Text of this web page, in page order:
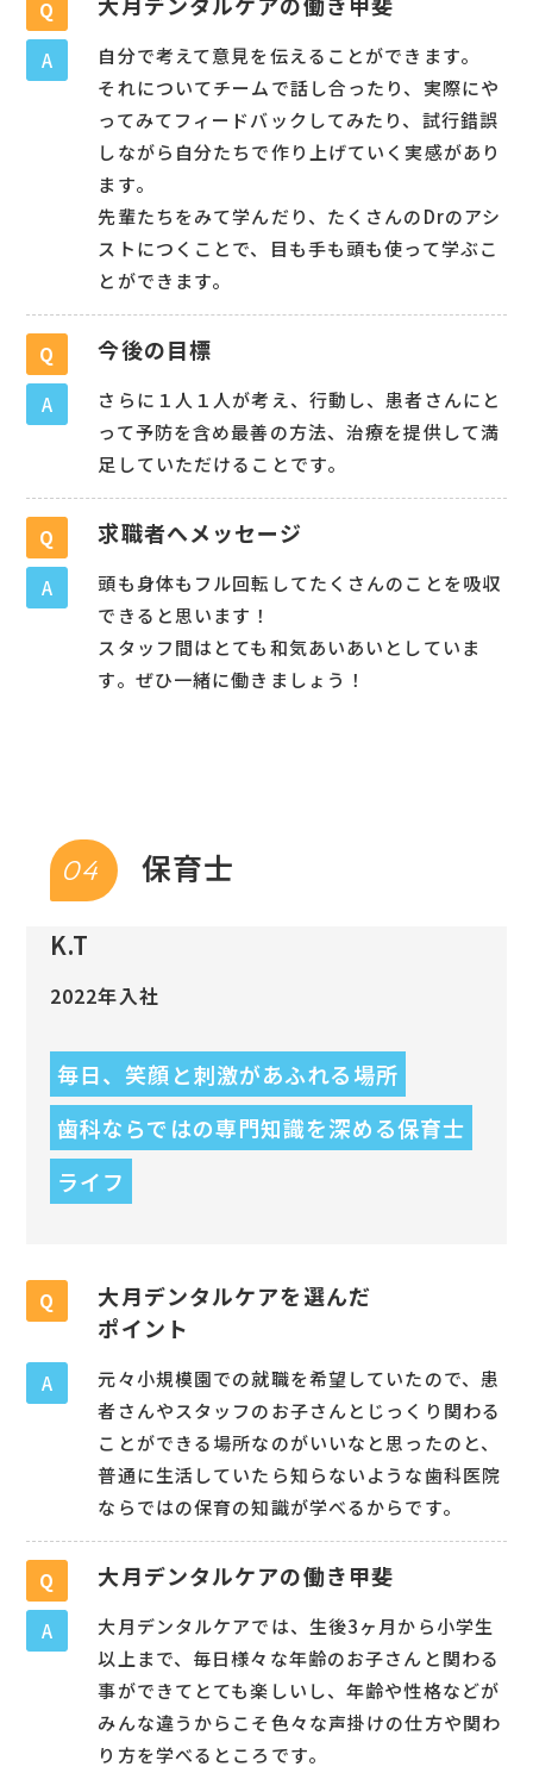
Q
A
自分で考えて意見を伝えることができます。
それについてチームで話し合ったり、実際にや
ってみてフィードバックしてみたり、試行錯誤
しながら自分たちで作り上げていく実感があり
ます。
先輩たちをみて学んだり、たくさんのDrのアシ
ストにつくことで、目も手も頭も使って学ぶこ
とができます。
Q 今後の目標
A
さらに１人１人が考え、行動し、患者さんにと
って予防を含め最善の方法、治療を提供して満
足していただけることです。
Q 求職者へメッセージ
A
頭も身体もフル回転してたくさんのことを吸収
できると思います！
スタッフ間はとても和気あいあいとしていま
す。ぜひ一緒に働きましょう！
04 保育士
K.T
2022年入社
毎日、笑顔と刺激があふれる場所
歯科ならではの専門知識を深める保育士
ライフ
Q
大月デンタルケアを選んだ
ポイント
A
元々小規模園での就職を希望していたので、患
者さんやスタッフのお子さんとじっくり関わる
ことができる場所なのがいいなと思ったのと、
普通に生活していたら知らないような歯科医院
ならではの保育の知識が学べるからです。
Q 大月デンタルケアの働き甲斐
A
大月デンタルケアでは、生後3ヶ月から小学生
以上まで、毎日様々な年齢のお子さんと関わる
事ができてとても楽しいし、年齢や性格などが
みんな違うからこそ色々な声掛けの仕方や関わ
り方を学べるところです。